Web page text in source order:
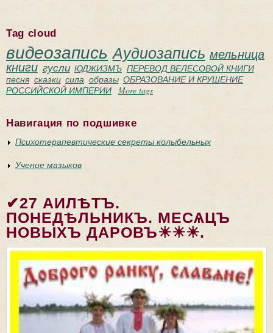
Tag cloud
видеозапись Аудиозапись мельница
книги гусли ЮДЖИЗМЪ ПЕРЕВОД ВЕЛЕСОВОЙ КНИГИ
песня сказки сила образы ОБРАЗОВАНИЕ И КРУШЕНИЕ
РОССИЙСКОЙ ИМПЕРИИ
More tags
Навигация по подшивке
Психотерапевтические секреты колыбельных
Учение мазыков
✔27 АИЛѢТЪ.
ПОНЕДѢЛЬНИКЪ. МЕСѦЦЪ
НОВЫХЪ ДАРОВЪ☀☀☀.